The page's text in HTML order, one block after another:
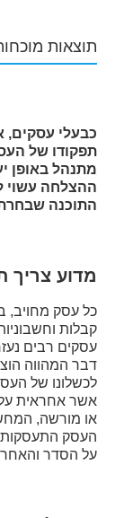
תוצאות
כבעלי עסקים,
תפקודו של
מתנהל באופן
ההצלחה עשוי
התוכנה
מדוע צריך
כל עסק מחויב,
קבלות
עסקים רבים
דבר המהווה
לכשלונו של
אשר אחראית על
או מורשה,
העסק התעסקות
על הסדר